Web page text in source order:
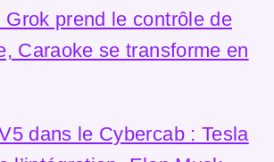
Grok prend le contrôle de
Caraoke se transforme en
dans le Cybercab : Tesla